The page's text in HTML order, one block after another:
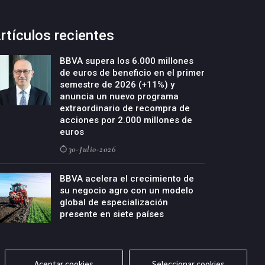
recientes
BBVA supera los 6.000 millones
de euros de beneficio en el primer
semestre de 2026 (+11%) y
anuncia un nuevo programa
extraordinario de recompra de
acciones por 2.000 millones de
euros
30-Julio-2026
BBVA acelera el crecimiento de
su negocio agro con un modelo
global de especialización
presente en siete países